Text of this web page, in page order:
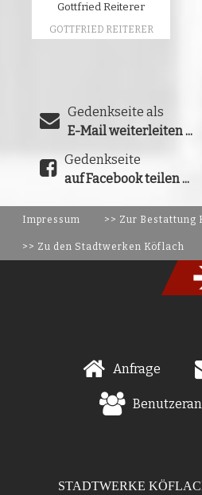
Gottfried Reiterer
GOTTFRIED REITERER
Gedenkseite als
E-Mail weiterleiten ...
Gedenkseite
auf Facebook teilen ...
Impressum >> Zur Bestattung
>> Zu den Stadtwerken Köflach
Anfrage
STADTWERKE